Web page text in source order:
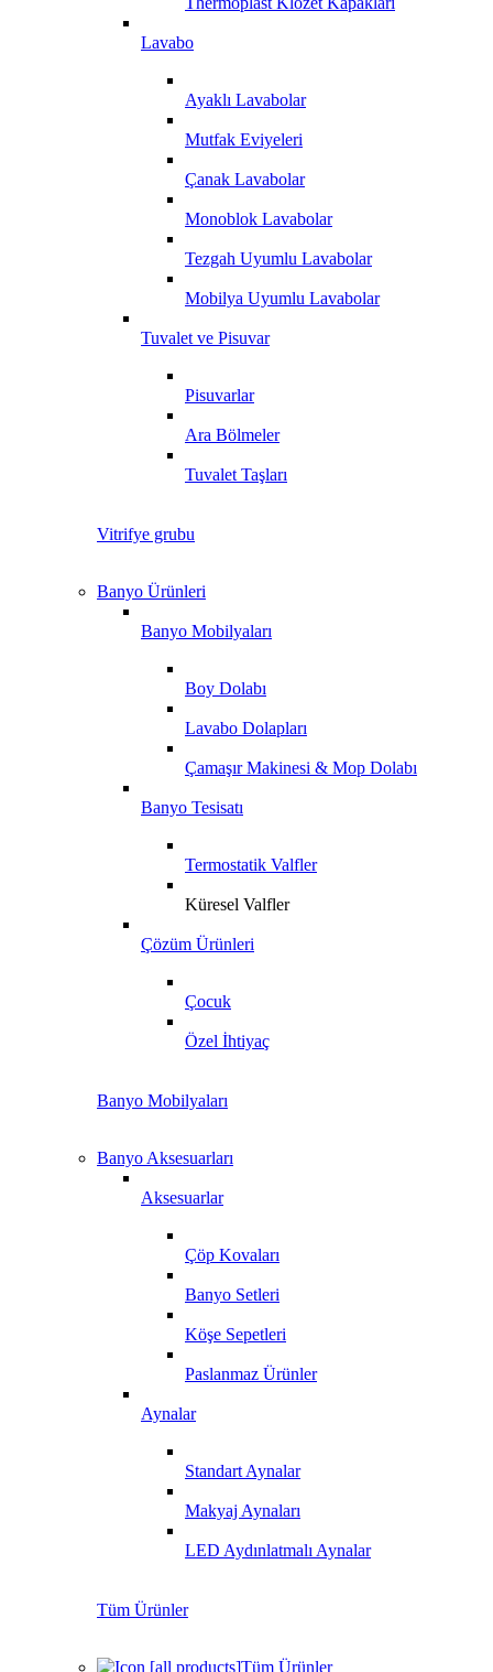
Lavabo
Ayaklı Lavabolar
Mutfak Eviyeleri
Çanak Lavabolar
Monoblok Lavabolar
Tezgah Uyumlu Lavabolar
Mobilya Uyumlu Lavabolar
Tuvalet ve Pisuvar
Pisuvarlar
Ara Bölmeler
Tuvalet Taşları
Vitrifye grubu
Banyo Ürünleri
Banyo Mobilyaları
Boy Dolabı
Lavabo Dolapları
Çamaşır Makinesi & Mop Dolabı
Banyo Tesisatı
Termostatik Valfler
Küresel Valfler
Çözüm Ürünleri
Çocuk
Özel İhtiyaç
Banyo Mobilyaları
Banyo Aksesuarları
Aksesuarlar
Çöp Kovaları
Banyo Setleri
Köşe Sepetleri
Paslanmaz Ürünler
Aynalar
Standart Aynalar
Makyaj Aynaları
LED Aydınlatmalı Aynalar
Tüm Ürünler
Tüm Ürünler